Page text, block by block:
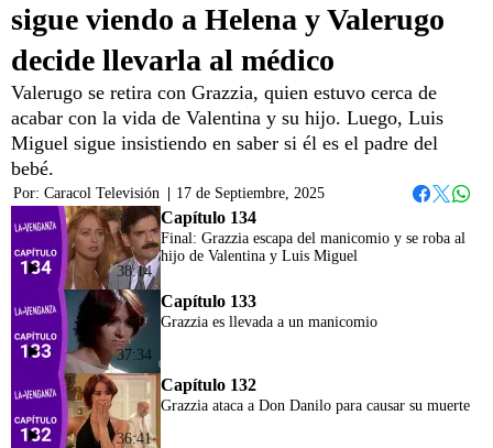
sigue viendo a Helena y Valerugo
decide llevarla al médico
Valerugo se retira con Grazzia, quien estuvo cerca de
acabar con la vida de Valentina y su hijo. Luego, Luis
Miguel sigue insistiendo en saber si él es el padre del
bebé.
Por: Caracol Televisión
17 de Septiembre, 2025
38:14
Capítulo 134
Final: Grazzia escapa del manicomio y se roba al
hijo de Valentina y Luis Miguel
37:34
Capítulo 133
Grazzia es llevada a un manicomio
36:41
Capítulo 132
Grazzia ataca a Don Danilo para causar su muerte